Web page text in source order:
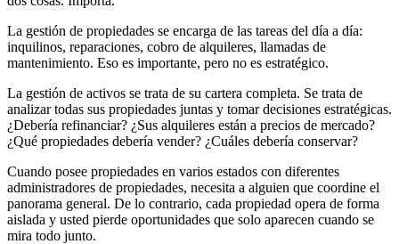
La gestión de propiedades se encarga de las tareas del día a día:
inquilinos, reparaciones, cobro de alquileres, llamadas de
mantenimiento. Eso es importante, pero no es estratégico.
La gestión de activos se trata de su cartera completa. Se trata de
analizar todas sus propiedades juntas y tomar decisiones estratégicas.
¿Debería refinanciar? ¿Sus alquileres están a precios de mercado?
¿Qué propiedades debería vender? ¿Cuáles debería conservar?
Cuando posee propiedades en varios estados con diferentes
administradores de propiedades, necesita a alguien que coordine el
panorama general. De lo contrario, cada propiedad opera de forma
aislada y usted pierde oportunidades que solo aparecen cuando se
mira todo junto.